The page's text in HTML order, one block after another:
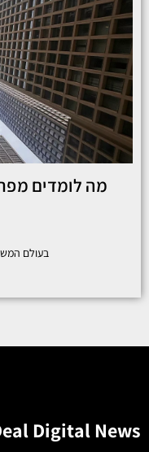
מה לומדים
בעולם
Digital News